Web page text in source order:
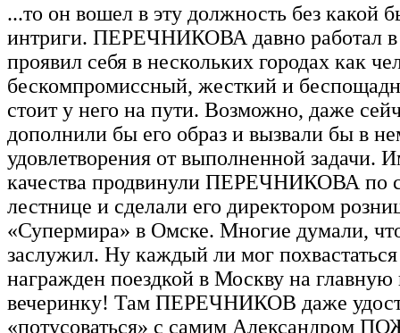
...то он вошел в эту должность без какой
интриги. ПЕРЕЧНИКОВА давно работал
проявил себя в нескольких городах как
бескомпромиссный, жесткий и
стоит у него на пути. Возможно, даже
дополнили бы его образ и вызвали бы в
удовлетворения от выполненной задачи.
качества продвинули ПЕРЕЧНИКОВА по
лестнице и сделали его директором
«Супермира» в Омске. Многие думали,
заслужил. Ну каждый ли мог
награжден поездкой в Москву на
вечеринку! Там ПЕРЕЧНИКОВ даже
«потусоваться» с самим Александром